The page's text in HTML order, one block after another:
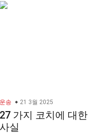
운송 21 3월 2025
27 가지 코치에 대한
사실